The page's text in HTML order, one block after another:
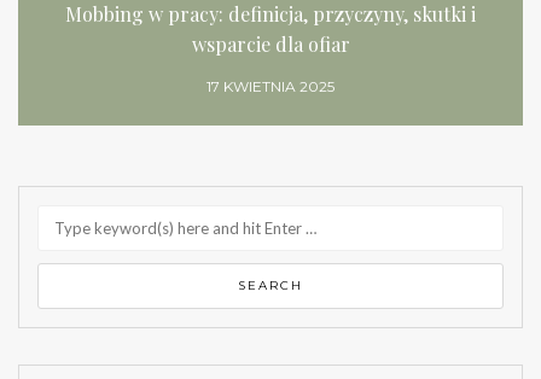
Mobbing w pracy: definicja, przyczyny, skutki i
wsparcie dla ofiar
17 KWIETNIA 2025